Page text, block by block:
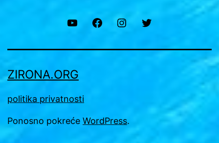
YouTube FacebookInstagram
ZIRONA.ORG
politika privatnosti
Ponosno pokreće WordPress.